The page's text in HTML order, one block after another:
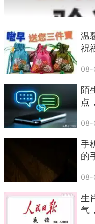
温
祝
08-
陌
点
08-
手
的
08-
生
气